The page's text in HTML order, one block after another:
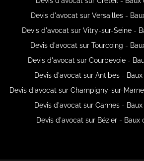
Devis d'avocat sur Versailles -
Devis d'avocat sur Vitry-sur-Seine -
Devis d'avocat sur Tourcoing -
Devis d'avocat sur Courbevoie -
Devis d'avocat sur Antibes -
Devis d'avocat sur Champigny-sur-
Devis d'avocat sur Cannes -
Devis d'avocat sur Bézier - Baux